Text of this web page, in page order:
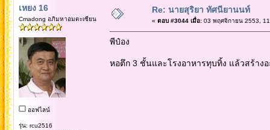
เหยง 16
Cmadong อภิมหาอมตะเซียน
ออฟไลน์
รุ่น: rcu2516
Re: นายสุริยา ทัศนียานนท์
« ตอบ #3044 เมื่อ:03 พฤศจิกายน 2553,
พีป๋อง
หอตึก 3 ชั้นและโรงอาหารทุบทิ้ง แล้วสร้าง